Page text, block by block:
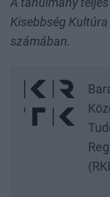
A tanulmány
Kisebbség
számában.